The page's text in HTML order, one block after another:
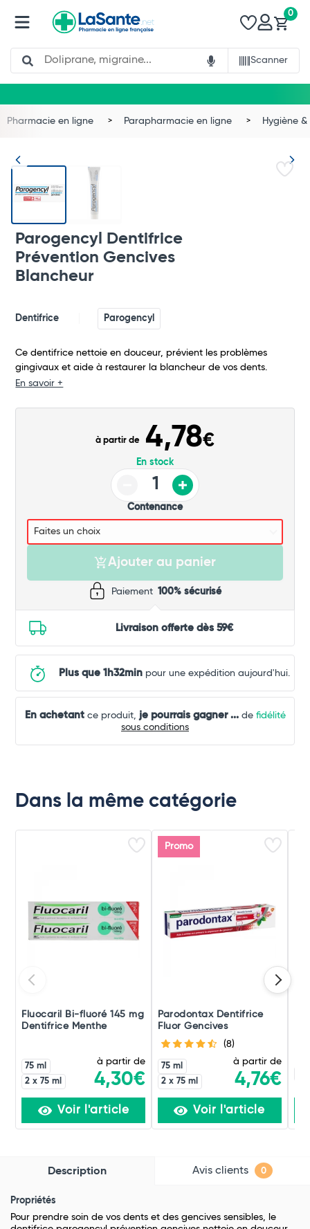
Search
Scanner
0
Total
Commander
Pharmacie en ligne Parapharmacie en ligne Hygiène
Parogencyl Dentifrice
Prévention Gencives
Blancheur
Dentifrice Parogencyl
Ce dentifrice nettoie en douceur, prévient les problèmes
gingivaux et aide à restaurer la blancheur de vos dents.
En savoir +
à partir de 4,78€
En stock
Contenance
Ajouter au panier
Paiement 100% sécurisé
Livraison offerte dès 59€
Plus que 1h32min pour une expédition aujourd'hui.
En achetantce produit, je pourrais gagner ...de fidélité
sous conditions
Dans la même catégorie
Fluocaril Bi-fluoré 145 mg
Dentifrice Menthe
75 ml
2 x 75 ml
à partir de
4,30€
Voir l'article
Promo
Parodontax Dentifrice
Fluor Gencives
(8)
75 ml
2 x 75 ml
à partir de
4,76€
Voir l'article
Description Avis clients 0
Propriétés
Pour prendre soin de vos dents et des gencives sensibles, le